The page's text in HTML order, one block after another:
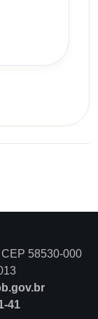
58530-000
41